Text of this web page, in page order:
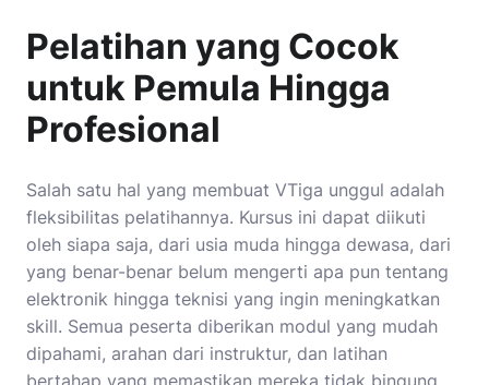
Pelatihan yang Cocok
untuk Pemula Hingga
Profesional
Salah satu hal yang membuat VTiga unggul adalah
fleksibilitas pelatihannya. Kursus ini dapat diikuti
oleh siapa saja, dari usia muda hingga dewasa, dari
yang benar-benar belum mengerti apa pun tentang
elektronik hingga teknisi yang ingin meningkatkan
skill. Semua peserta diberikan modul yang mudah
dipahami, arahan dari instruktur, dan latihan